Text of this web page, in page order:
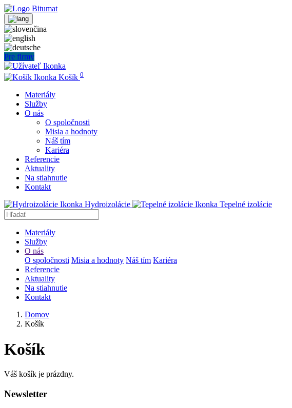
Pre firmy
Košík 0
Materiály
Služby
O nás
O spoločnosti
Misia a hodnoty
Náš tím
Kariéra
Referencie
Aktuality
Na stiahnutie
Kontakt
Hydroizolácie
Tepelné izolácie
Materiály
Služby
O nás
O spoločnosti Misia a hodnoty Náš tím Kariéra
Referencie
Aktuality
Na stiahnutie
Kontakt
Domov
Košík
Košík
Váš košík je prázdny.
Newsletter